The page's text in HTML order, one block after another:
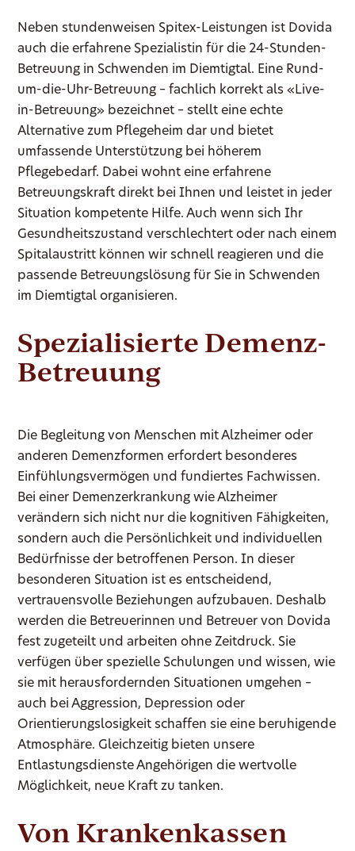
Neben stundenweisen Spitex-Leistungen ist Dovida
auch die erfahrene Spezialistin für die 24-Stunden-
Betreuung in Schwenden im Diemtigtal. Eine Rund-
um-die-Uhr-Betreuung – fachlich korrekt als «Live-
in-Betreuung» bezeichnet – stellt eine echte
Alternative zum Pflegeheim dar und bietet
umfassende Unterstützung bei höherem
Pflegebedarf. Dabei wohnt eine erfahrene
Betreuungskraft direkt bei Ihnen und leistet in jeder
Situation kompetente Hilfe. Auch wenn sich Ihr
Gesundheitszustand verschlechtert oder nach einem
Spitalaustritt können wir schnell reagieren und die
passende Betreuungslösung für Sie in Schwenden
im Diemtigtal organisieren.
Spezialisierte Demenz-
Betreuung
Die Begleitung von Menschen mit Alzheimer oder
anderen Demenzformen erfordert besonderes
Einfühlungsvermögen und fundiertes Fachwissen.
Bei einer Demenzerkrankung wie Alzheimer
verändern sich nicht nur die kognitiven Fähigkeiten,
sondern auch die Persönlichkeit und individuellen
Bedürfnisse der betroffenen Person. In dieser
besonderen Situation ist es entscheidend,
vertrauensvolle Beziehungen aufzubauen. Deshalb
werden die Betreuerinnen und Betreuer von Dovida
fest zugeteilt und arbeiten ohne Zeitdruck. Sie
verfügen über spezielle Schulungen und wissen, wie
sie mit herausfordernden Situationen umgehen –
auch bei Aggression, Depression oder
Orientierungslosigkeit schaffen sie eine beruhigende
Atmosphäre. Gleichzeitig bieten unsere
Entlastungsdienste Angehörigen die wertvolle
Möglichkeit, neue Kraft zu tanken.
Von Krankenkassen